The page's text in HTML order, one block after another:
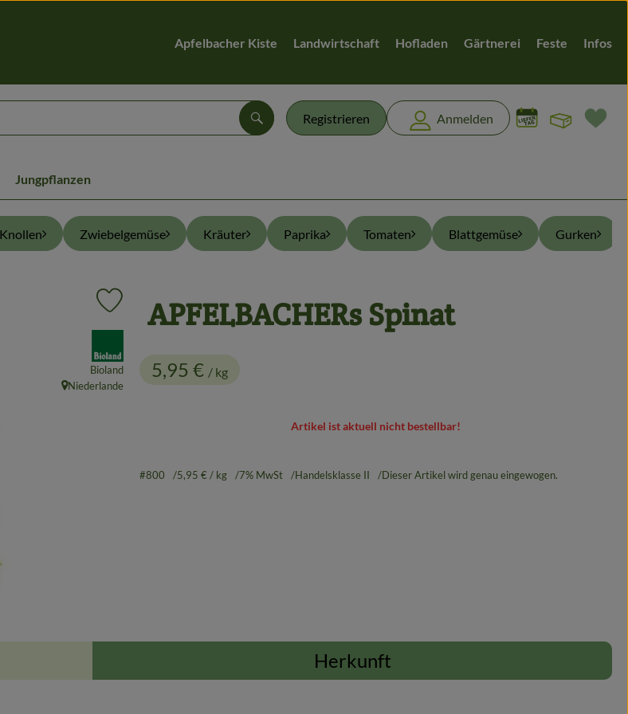
Apfelbacher Kiste Landwirtschaft Hofladen Gärtnerei Feste Infos
Registrieren Anmelden
Suchen
Jungpflanzen
Zwiebelgemüse Kräuter Paprika Tomaten Blattgemüse Gurken
APFELBACHERs Spinat
5,95 € / kg
Produkt zu Favouriten hinzufügen
Bioland
, Herkunft:
Niederlande
Artikel ist aktuell nicht bestellbar!
#800 5,95 € / kg 7% MwSt Handelsklasse II Dieser Artikel wird genau eingewogen.
Herkunft